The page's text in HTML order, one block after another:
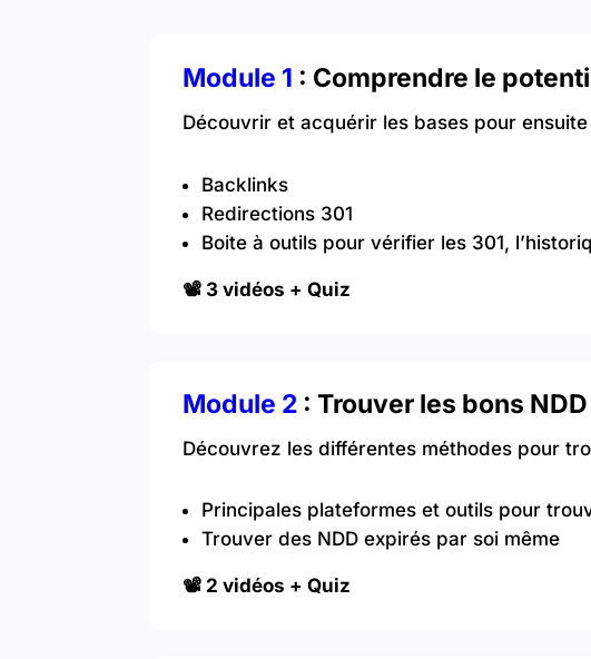
Module 1 : Comprendre le
Découvrir et acquérir les bases pour
Backlinks
Redirections 301
Boite à outils pour vérifier les 301,
📽️ 3 vidéos + Quiz
Module 2 : Trouver les bons NDD
Découvrez les différentes méthodes pour
Principales plateformes et outils pour
Trouver des NDD expirés par soi même
📽️ 2 vidéos + Quiz